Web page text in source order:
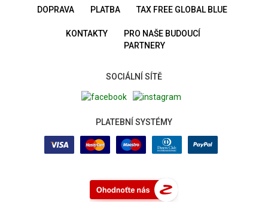
DOPRAVA PLATBA TAX FREE GLOBAL BLUE
KONTAKTY
PRO NAŠE BUDOUCÍ
PARTNERY
SOCIÁLNÍ SÍTĚ
PLATEBNÍ SYSTÉMY